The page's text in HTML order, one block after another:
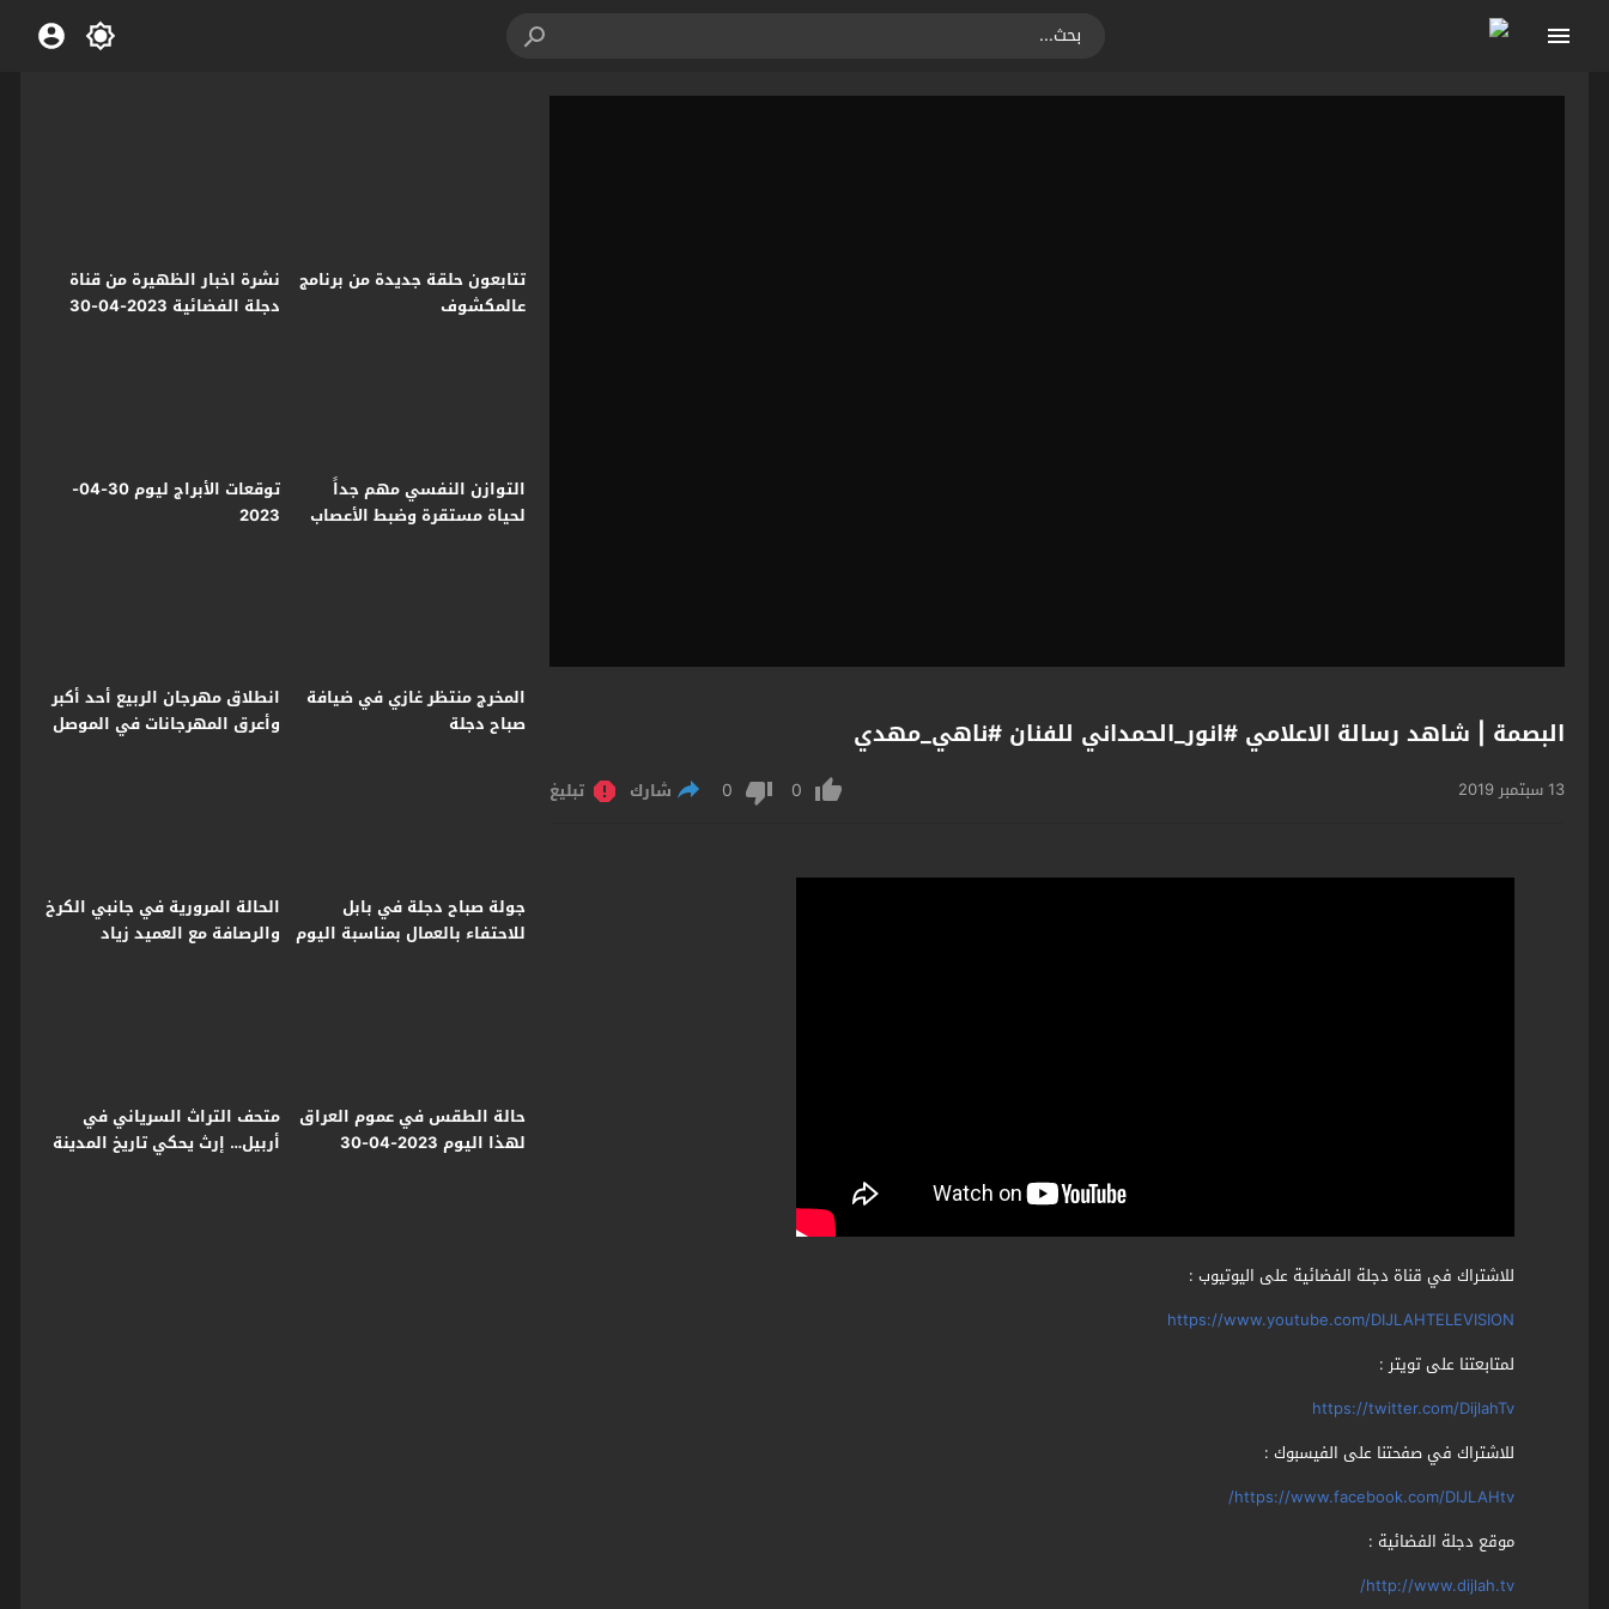
البصمة | شاهد رسالة الاعلامي #انور_الحمداني للفنان #ناهي_مهدي
13 سبتمبر 2019 0
0 شارك تبليغ
للاشتراك في قناة دجلة الفضائية على اليوتيوب :
https://www.youtube.com/DIJLAHTELEVISION
لمتابعتنا على تويتر :
https://twitter.com/DijlahTv
للاشتراك في صفحتنا على الفيسبوك :
https://www.facebook.com/DIJLAHtv/
موقع دجلة الفضائية :
http://www.dijlah.tv/
تتابعون حلقة جديدة من برنامج
عالمكشوف
نشرة اخبار الظهيرة من قناة
دجلة الفضائية 2023-04-30
التوازن النفسي مهم جداً
لحياة مستقرة وضبط الأعصاب
توقعات الأبراج ليوم 30-04-
2023
المخرج منتظر غازي في ضيافة
صباح دجلة
انطلاق مهرجان الربيع أحد أكبر
وأعرق المهرجانات في الموصل
جولة صباح دجلة في بابل
للاحتفاء بالعمال بمناسبة اليوم
الحالة المرورية في جانبي الكرخ
والرصافة مع العميد زياد
حالة الطقس في عموم العراق
لهذا اليوم 2023-04-30
متحف التراث السرياني في
أربيل… إرث يحكي تاريخ المدينة